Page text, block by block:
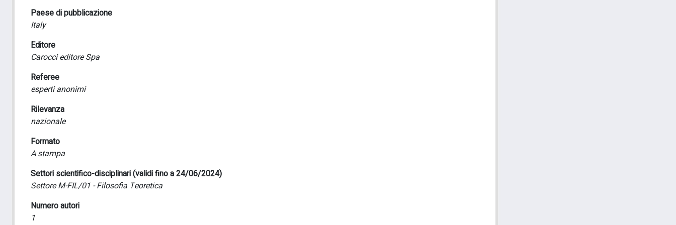
Paese di pubblicazione
Italy
Editore
Carocci editore Spa
Referee
esperti anonimi
Rilevanza
nazionale
Formato
A stampa
Settori scientifico-disciplinari (validi fino a 24/06/2024)
Settore M-FIL/01 - Filosofia Teoretica
Numero autori
1